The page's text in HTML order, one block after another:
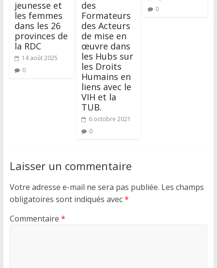
jeunesse et
les femmes
dans les 26
provinces de
la RDC
14 août 2025
0
des
Formateurs
des Acteurs
de mise en
œuvre dans
les Hubs sur
les Droits
Humains en
liens avec le
VIH et la
TUB.
6 octobre 2021
0
0
Laisser un commentaire
Votre adresse e-mail ne sera pas publiée. Les champs
obligatoires sont indiqués avec*
Commentaire *